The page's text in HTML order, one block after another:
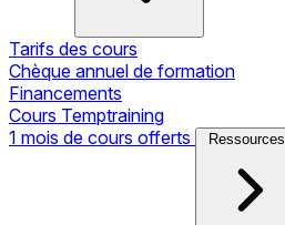
Tarifs des cours
Chèque annuel de formation
Financements
Cours Temptraining
1 mois de cours offerts
Ressources